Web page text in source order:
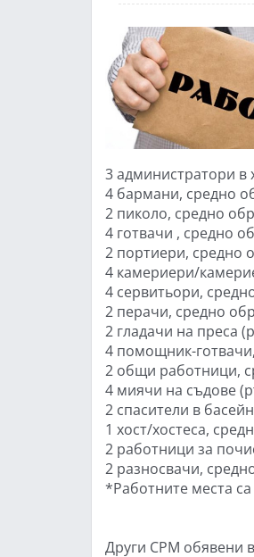
3 администратори в
4 бармани, средно
2 пиколо, средно
4 готвачи , средно
2 портиери, средно
4 камериери/
4 сервитьори,
2 перачи, средно
2 гладачи на преса
4 помощник-
2 общи работници,
4 миячи на съдове
2 спасители в
1 хост/хостеса,
2 работници за
2 разносвачи,
*Работните места
Други СРМ обявени